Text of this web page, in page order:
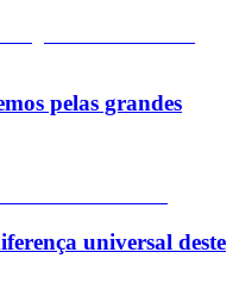
pelas grandes
universal deste